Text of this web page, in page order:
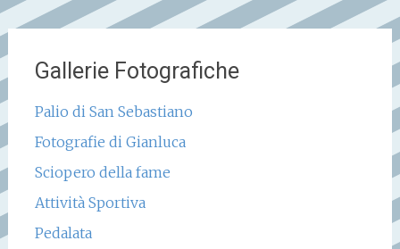
Gallerie Fotografiche
Palio di San Sebastiano
Fotografie di Gianluca
Sciopero della fame
Attività Sportiva
Pedalata